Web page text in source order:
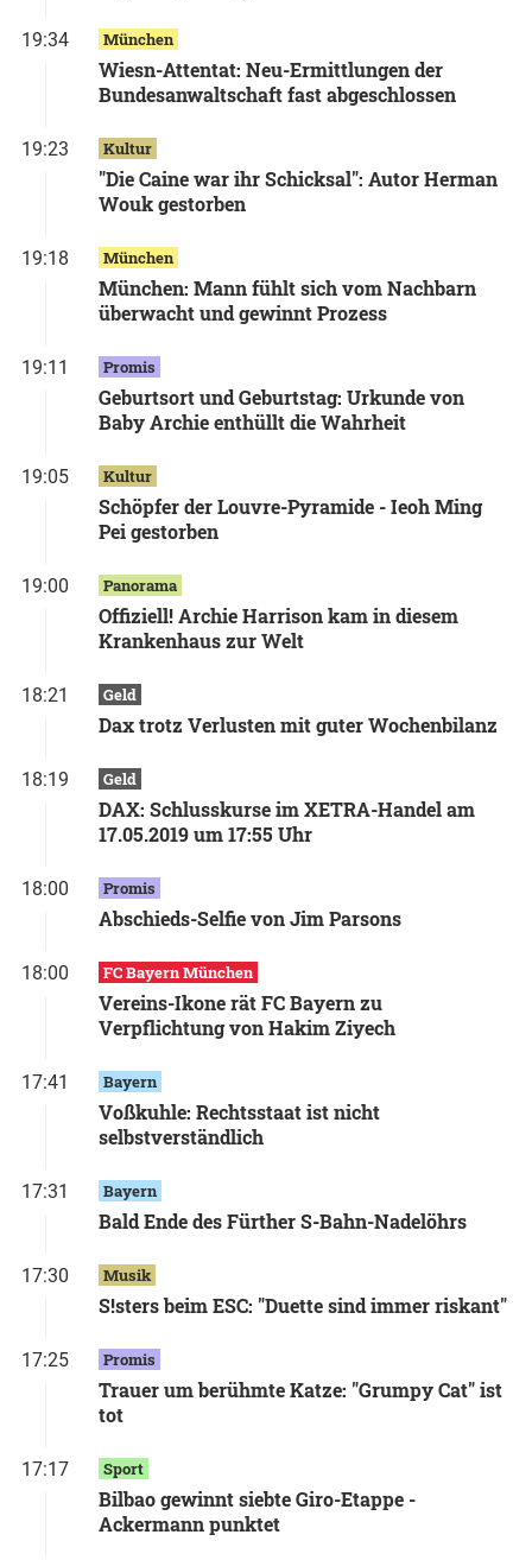
19:34 München
Wiesn-Attentat: Neu-Ermittlungen der
Bundesanwaltschaft fast abgeschlossen
19:23 Kultur
"Die Caine war ihr Schicksal": Autor Herman
Wouk gestorben
19:18 München
München: Mann fühlt sich vom Nachbarn
überwacht und gewinnt Prozess
19:11 Promis
Geburtsort und Geburtstag: Urkunde von
Baby Archie enthüllt die Wahrheit
19:05 Kultur
Schöpfer der Louvre-Pyramide - Ieoh Ming
Pei gestorben
19:00 Panorama
Offiziell! Archie Harrison kam in diesem
Krankenhaus zur Welt
18:21 Geld
Dax trotz Verlusten mit guter Wochenbilanz
18:19 Geld
DAX: Schlusskurse im XETRA-Handel am
17.05.2019 um 17:55 Uhr
18:00 Promis
Abschieds-Selfie von Jim Parsons
18:00 FC Bayern München
Vereins-Ikone rät FC Bayern zu
Verpflichtung von Hakim Ziyech
17:41 Bayern
Voßkuhle: Rechtsstaat ist nicht
selbstverständlich
17:31 Bayern
Bald Ende des Fürther S-Bahn-Nadelöhrs
17:30 Musik
S!sters beim ESC: "Duette sind immer riskant"
17:25 Promis
Trauer um berühmte Katze: "Grumpy Cat" ist
tot
17:17 Sport
Bilbao gewinnt siebte Giro-Etappe -
Ackermann punktet